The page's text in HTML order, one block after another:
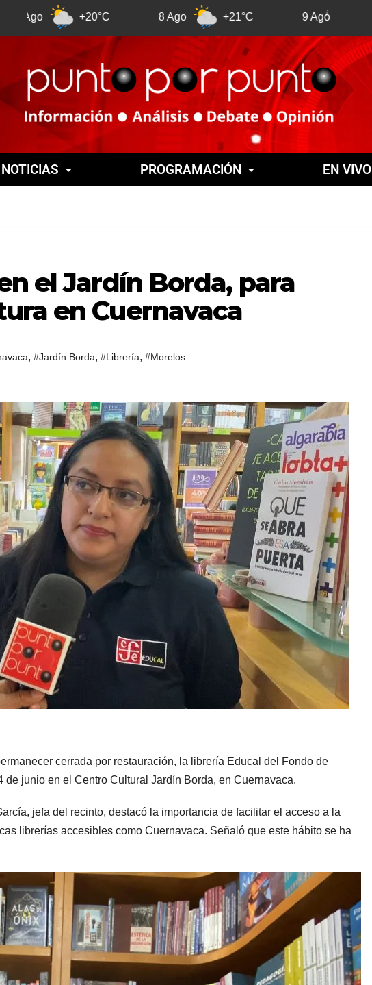
+20°C 8 Ago +21°C 9 Ago +21°C
NOTICIAS PROGRAMACIÓN EN VIVO
el Jardín Borda, para
en Cuernavaca
, #Jardín Borda, #Librería, #Morelos
cerrada por restauración, la librería Educal del Fondo de
junio en el Centro Cultural Jardín Borda, en Cuernavaca.
jefa del recinto, destacó la importancia de facilitar el acceso a la
librerías accesibles como Cuernavaca. Señaló que este hábito se ha